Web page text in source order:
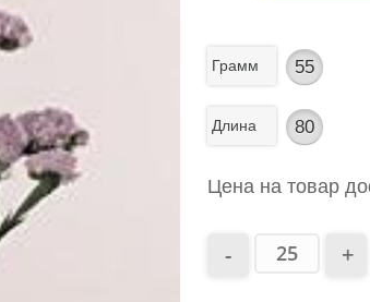
Грамм 55
Длина 80
Цена на товар